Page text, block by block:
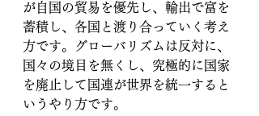
が自国の貿易を優先し、輸出で富を
蓄積し、各国と渡り合っていく考え
方です。グローバリズムは反対に、
国々の境目を無くし、究極的に国家
を廃止して国連が世界を統一すると
いうやり方です。